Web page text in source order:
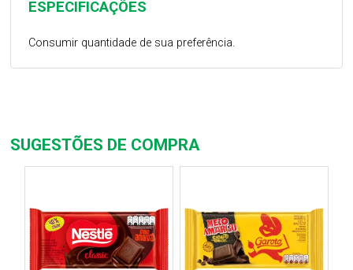
ESPECIFICAÇÕES
Consumir quantidade de sua preferência.
SUGESTÕES DE COMPRA